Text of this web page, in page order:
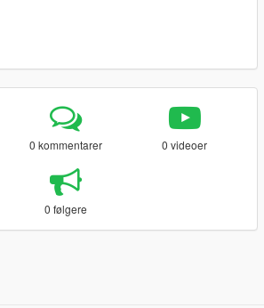
0 kommentarer 0 videoer
0 følgere